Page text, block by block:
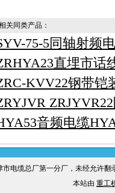
关同类产品：
75-5同轴射频
直埋市话
KVV22钢带铠
音频电缆
市电缆总厂第一分厂，未经允许
本站由 重工